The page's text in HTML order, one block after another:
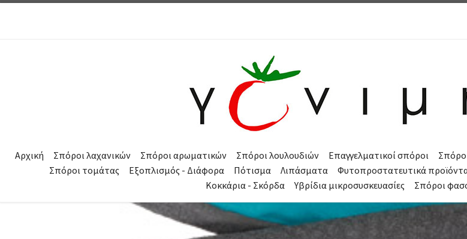
Αρχική Σπόροι λαχανικών Σπόροι αρωματικών Σπόροι λουλουδιών Επαγγελματικοί σπόροι
Σπόροι τομάτας
Εξοπλισμός - Διάφορα Πότισμα Λιπάσματα Φυτοπροστατευτικά
Κοκκάρια - Σκόρδα
Υβρίδια μικροσυσκευασίες Σπόροι